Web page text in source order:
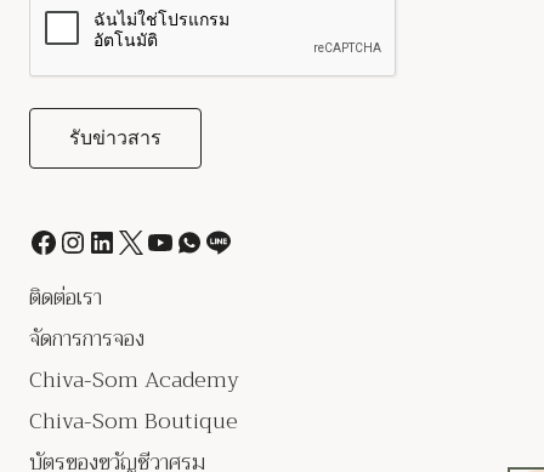
ติดต่อเรา
จัดการการจอง
Chiva-Som Academy
Chiva-Som Boutique
บัตรของขวัญชีวาศรม